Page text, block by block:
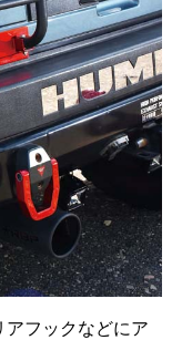
アフックなどにア